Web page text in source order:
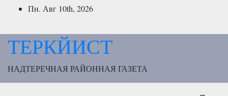
ПерейтиПн. Авг 10th, 2026
ТЕРКЙИСТ
НАДТЕРЕЧНАЯ РАЙОННАЯ ГАЗЕТА